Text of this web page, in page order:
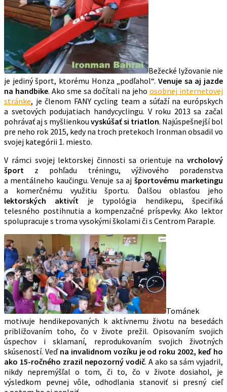
Bežecké lyžovanie nie
je jediný šport, ktorému Honza „podľahol“. Venuje sa aj jazde
na handbike. Ako sme sa dočítali na jeho osobnej internetovej
stránke, je členom FANY cycling team a súťaží na európskych
a svetových podujatiach handycyclingu. V roku 2013 sa začal
pohrávať aj s myšlienkou vyskúšať si triatlon. Najúspešnejší bol
pre neho rok 2015, kedy na troch pretekoch Ironman obsadil vo
svojej kategórii 1. miesto.
V rámci svojej lektorskej činnosti sa orientuje na vrcholový
šport z pohľadu tréningu, výživového poradenstva
a mentálneho kaučingu. Venuje sa aj športovému marketingu
a komerčnému využitiu športu. Ďalšou oblasťou jeho
lektorských aktivít je typológia hendikepu, špecifiká
telesného postihnutia a kompenzačné príspevky. Ako lektor
spolupracuje s troma vysokými školami či s Centrom Paraple.
Tománek
motivuje hendikepovaných k aktívnemu životu na besedách
približovaním toho, čo v živote prežil. Opisovaním svojich
úspechov i sklamaní, reprodukovaním svojich životných
skúseností. Veď na invalidnom vozíku je od roku 2002, keď ho
ako 15-ročného zrazil nepozorný vodič. A ako sa sám vyjadril,
nikdy nepremýšľal o tom, či to, čo v živote dosiahol, je
výsledkom pevnej vôle, odhodlania stanoviť si presný cieľ